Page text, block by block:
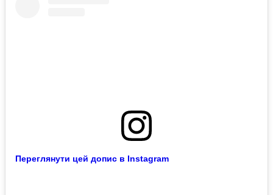
Переглянути цей допис в Instagram